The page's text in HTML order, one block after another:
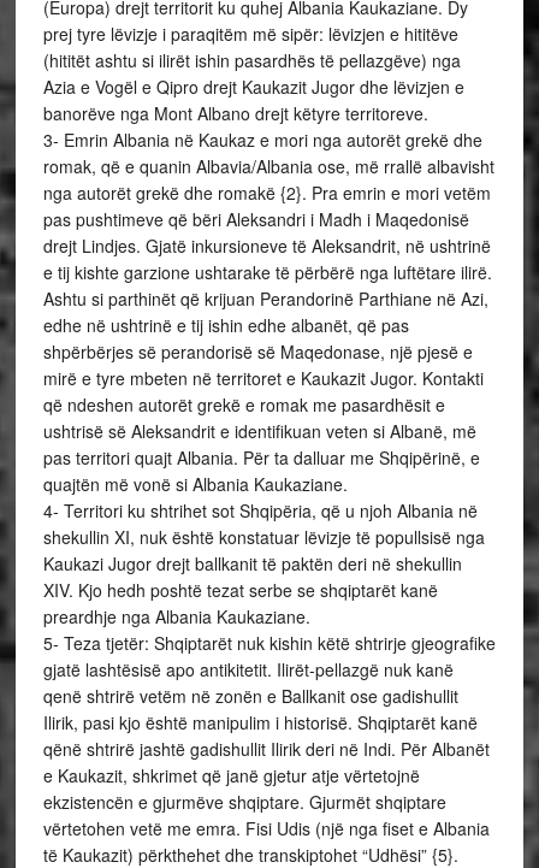
(Europa) drejt territorit ku quhej Albania Kaukaziane. Dy
prej tyre lëvizje i paraqitëm më sipër: lëvizjen e hititëve
(hititët ashtu si ilirët ishin pasardhës të pellazgëve) nga
Azia e Vogël e Qipro drejt Kaukazit Jugor dhe lëvizjen e
banorëve nga Mont Albano drejt këtyre territoreve.
3- Emrin Albania në Kaukaz e mori nga autorët grekë dhe
romak, që e quanin Albavia/Albania ose, më rrallë albavisht
nga autorët grekë dhe romakë {2}. Pra emrin e mori vetëm
pas pushtimeve që bëri Aleksandri i Madh i Maqedonisë
drejt Lindjes. Gjatë inkursioneve të Aleksandrit, në ushtrinë
e tij kishte garzione ushtarake të përbërë nga luftëtare ilirë.
Ashtu si parthinët që krijuan Perandorinë Parthiane në Azi,
edhe në ushtrinë e tij ishin edhe albanët, që pas
shpërbërjes së perandorisë së Maqedonase, një pjesë e
mirë e tyre mbeten në territoret e Kaukazit Jugor. Kontakti
që ndeshen autorët grekë e romak me pasardhësit e
ushtrisë së Aleksandrit e identifikuan veten si Albanë, më
pas territori quajt Albania. Për ta dalluar me Shqipërinë, e
quajtën më vonë si Albania Kaukaziane.
4- Territori ku shtrihet sot Shqipëria, që u njoh Albania në
shekullin XI, nuk është konstatuar lëvizje të popullsisë nga
Kaukazi Jugor drejt ballkanit të paktën deri në shekullin
XIV. Kjo hedh poshtë tezat serbe se shqiptarët kanë
preardhje nga Albania Kaukaziane.
5- Teza tjetër: Shqiptarët nuk kishin këtë shtrirje gjeografike
gjatë lashtësisë apo antikitetit. Ilirët-pellazgë nuk kanë
qenë shtrirë vetëm në zonën e Ballkanit ose gadishullit
Ilirik, pasi kjo është manipulim i historisë. Shqiptarët kanë
qënë shtrirë jashtë gadishullit Ilirik deri në Indi. Për Albanët
e Kaukazit, shkrimet që janë gjetur atje vërtetojnë
ekzistencën e gjurmëve shqiptare. Gjurmët shqiptare
vërtetohen vetë me emra. Fisi Udis (një nga fiset e Albania
të Kaukazit) përkthehet dhe transkiptohet “Udhësi” {5}.